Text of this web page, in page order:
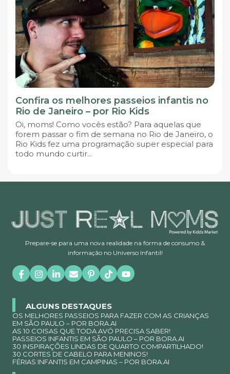
Confira os melhores passeios infantis no
Rio de Janeiro – por Rio Kids
Oi, moms! Como vocês estão? Para aquelas que
forem passar o fim de semana no Rio de Janeiro, o
Rio Kids fez uma programação super especial para
todo mundo curtir...
Prepare-se para uma nova realidade na forma de consumo &
informação no Universo Infantil!
ALGUNS DESTAQUES
OS MELHORES PASSEIOS PARA FAZER COM AS CRIANÇAS
EM SÃO PAULO – POR BORA.AI
AS 10 COISAS QUE TODA AVÓ PRECISA SABER!
PASSEIOS INFANTIS EM SÃO PAULO – POR BORA.AI
30 INSPIRAÇÕES LINDAS DE QUARTO COMPARTILHADO!
30 CORTES DE CABELO PARA MENINOS!
FÉRIAS INFANTIS EM CAMPINAS – POR BORA.AI